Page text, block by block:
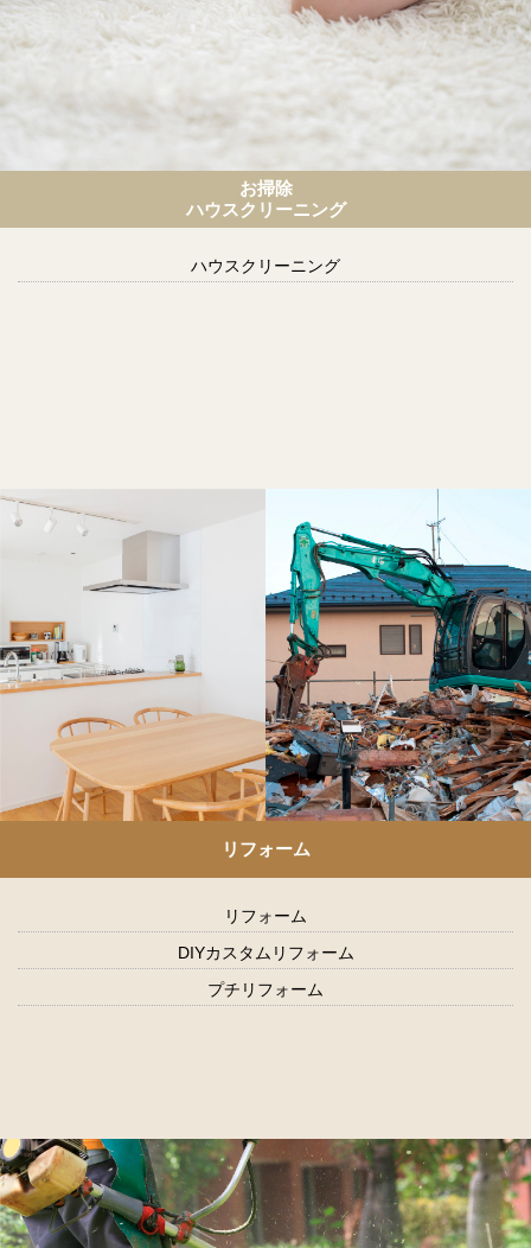
お掃除
ハウスクリーニング
ハウスクリーニング
リフォーム
リフォーム
DIYカスタムリフォーム
プチリフォーム